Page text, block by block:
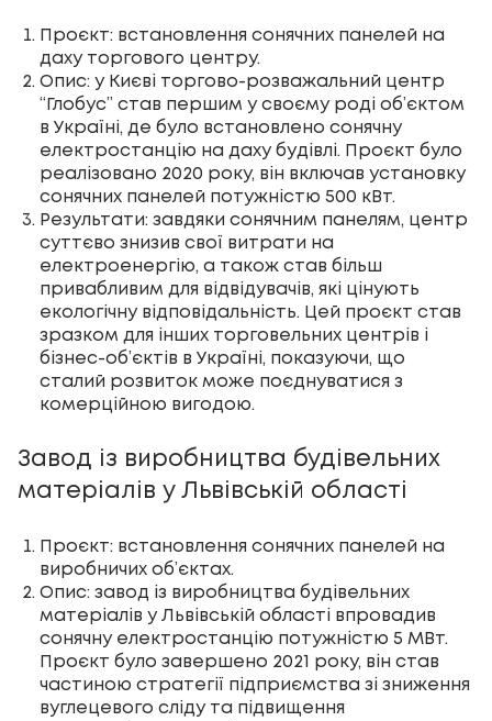
Проєкт: встановлення сонячних панелей на
даху торгового центру.
Опис: у Києві торгово-розважальний центр
“Глобус” став першим у своєму роді об’єктом
в Україні, де було встановлено сонячну
електростанцію на даху будівлі. Проєкт було
реалізовано 2020 року, він включав установку
сонячних панелей потужністю 500 кВт.
Результати: завдяки сонячним панелям, центр
суттєво знизив свої витрати на
електроенергію, а також став більш
привабливим для відвідувачів, які цінують
екологічну відповідальність. Цей проєкт став
зразком для інших торговельних центрів і
бізнес-об’єктів в Україні, показуючи, що
сталий розвиток може поєднуватися з
комерційною вигодою.
Завод із виробництва будівельних
матеріалів у Львівській області
Проєкт: встановлення сонячних панелей на
виробничих об’єктах.
Опис: завод із виробництва будівельних
матеріалів у Львівській області впровадив
сонячну електростанцію потужністю 5 МВт.
Проєкт було завершено 2021 року, він став
частиною стратегії підприємства зі зниження
вуглецевого сліду та підвищення